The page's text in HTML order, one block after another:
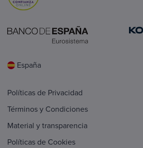
España
Políticas de Privacidad
Términos y Condiciones
Material y transparencia
Políticas de Cookies